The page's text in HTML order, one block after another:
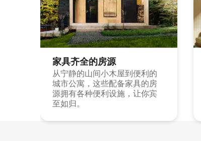
家具齐全的房源
从宁静的山间小木屋到便利的
城市公寓，这些配备家具的房
源拥有各种便利设施，让你宾
至如归。